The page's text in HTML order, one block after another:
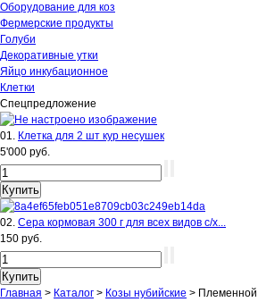
Оборудование для коз
Фермерские продукты
Голуби
Декоративные утки
Яйцо инкубационное
Клетки
Спецпредложение
01. Клетка для 2 шт кур несушек
5'000 руб.
02. Сера кормовая 300 г для всех видов с/х...
150 руб.
Главная > Каталог > Козы нубийские > Племенной